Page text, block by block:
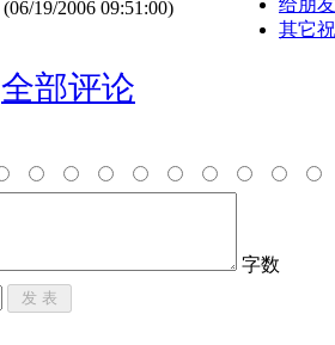
(06/19/2006 09:51:00)
其它
全部评论
字数